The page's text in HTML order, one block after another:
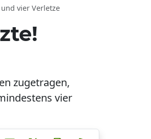
vier Verletze
zugetragen,
vier